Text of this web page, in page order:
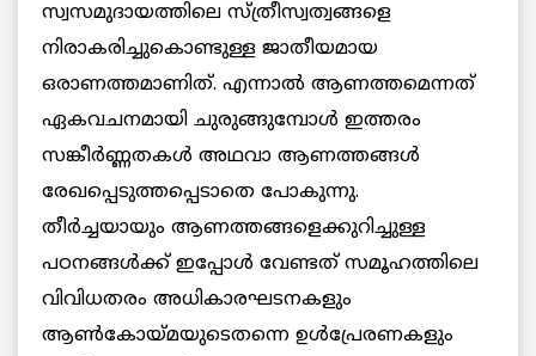
സ്വസമുദായത്തിലെ സ്ത്രീസ്വത്വങ്ങളെ
നിരാകരിച്ചുകൊണ്ടുള്ള ജാതീയമായ
ഒരാണത്തമാണിത്. എന്നാല്‍ ആണത്തമെന്നത്
ഏകവചനമായി ചുരുങ്ങുമ്പോള്‍ ഇത്തരം
സങ്കീര്‍ണ്ണതകള്‍ അഥവാ ആണത്തങ്ങള്‍
രേഖപ്പെടുത്തപ്പെടാതെ പോകുന്നു.
തീര്‍ച്ചയായും ആണത്തങ്ങളെക്കുറിച്ചുള്ള
പഠനങ്ങള്‍ക്ക് ഇപ്പോള്‍ വേണ്ടത് സമൂഹത്തിലെ
വിവിധതരം അധികാരഘടനകളും
ആണ്‍കോയ്മയുടെതന്നെ ഉള്‍പ്രേരണകളും